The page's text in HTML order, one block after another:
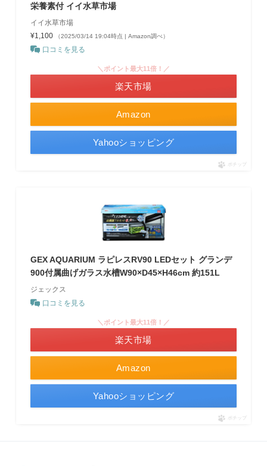
栄養素付 イイ水草市場
イイ水草市場
¥1,100
（2025/03/14 19:04時点 | Amazon調べ）
口コミを見る
Amazon
＼ポイント最大11倍！／
楽天市場
Yahooショッピング
ポチップ
GEX AQUARIUM ラピレスRV90 LEDセット グランデ
900付属曲げガラス水槽W90×D45×H46cm 約151L
ジェックス
口コミを見る
Amazon
＼ポイント最大11倍！／
楽天市場
Yahooショッピング
ポチップ